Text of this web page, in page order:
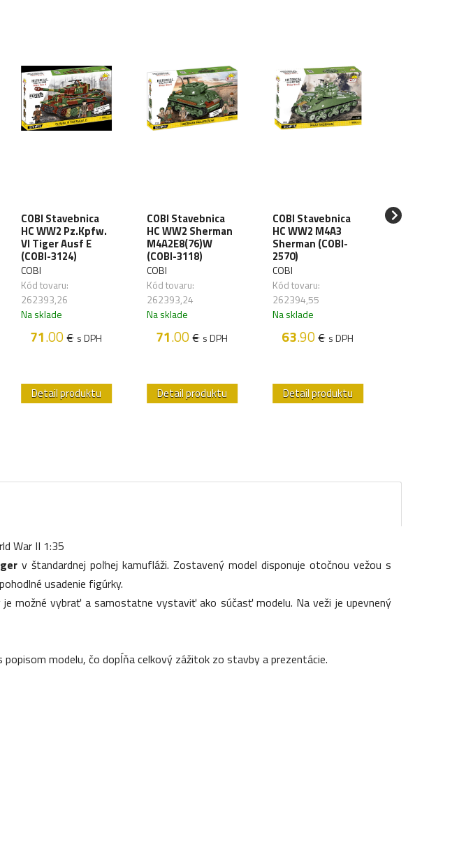
COBI Stavebnica
HC WW2 Pz.Kpfw.
VI Tiger Ausf E
(COBI-3124)
COBI
Kód tovaru:
262393,26
Na sklade
71.00€ s DPH
Detail produktu
COBI Stavebnica
HC WW2 Sherman
M4A2E8(76)W
(COBI-3118)
COBI
Kód tovaru:
262393,24
Na sklade
71.00€ s DPH
Detail produktu
COBI Stavebnica
HC WW2 M4A3
Sherman (COBI-
2570)
COBI
Kód tovaru:
262394,55
Na sklade
63.90€ s DPH
Detail produktu
COBI
HC WW2 38 cm
War II 1:35
v štandardnej poľnej kamufláži. Zostavený model disponuje otočnou vežou s
usadenie figúrky.
možné vybrať a samostatne vystaviť ako súčasť modelu. Na veži je upevnený
modelu, čo dopĺňa celkový zážitok zo stavby a prezentácie.